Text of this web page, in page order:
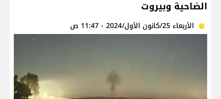
الضاحية وبيروت
الأربعاء 25/كانون الأول/2024 - 11:47 ص